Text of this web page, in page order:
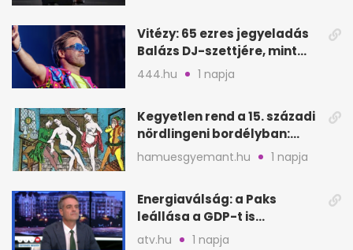
Vitézy: 65 ezres jegyeladás
Balázs DJ-szettjére, mint
metró nélküli Puskás-meccs
444.hu 1 napja
Kegyetlen rend a 15. századi
nördlingeni bordélyban:
verés, éheztetés
hamuesgyemant.hu 1 napja
Energiaválság: a Paks
leállása a GDP-t is
megütheti, int az
atv.hu 1 napja